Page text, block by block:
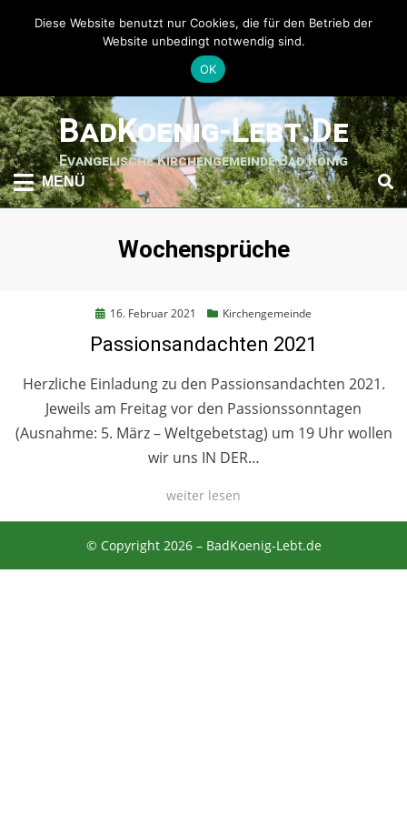
weiter
zum
Inhalt
BadKoenig-Lebt.de
Evangelische Kirchengemeinde Bad König
MENÜ
Schlagwort
:
Wochensprüche
Posted16. Februar 2021 Kirchengemeinde
Passionsandachten 2021
Herzliche Einladung zu den Passionsandachten 2021.
Jeweils am Freitag vor den Passionssonntagen
(Ausnahme: 5. März – Weltgebetstag) um 19 Uhr wollen
wir uns IN DER…
weiter lesen
© Copyright 2026 – BadKoenig-Lebt.de
Anther Theme vonDesignOrbital⋅Powered byWordPress
Diese Website benutzt nur Cookies, die für den Betrieb der
Website unbedingt notwendig sind.
OK